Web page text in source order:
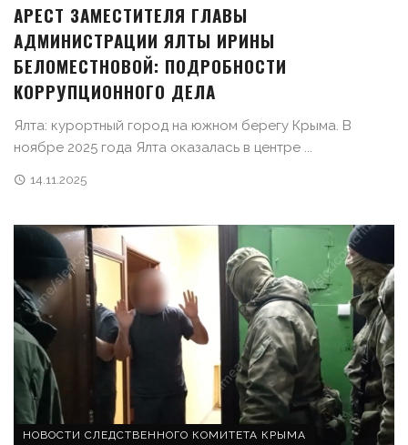
АРЕСТ ЗАМЕСТИТЕЛЯ ГЛАВЫ
АДМИНИСТРАЦИИ ЯЛТЫ ИРИНЫ
БЕЛОМЕСТНОВОЙ: ПОДРОБНОСТИ
КОРРУПЦИОННОГО ДЕЛА
Ялта: курортный город на южном берегу Крыма. В
ноябре 2025 года Ялта оказалась в центре ...
14.11.2025
НОВОСТИ СЛЕДСТВЕННОГО КОМИТЕТА КРЫМА